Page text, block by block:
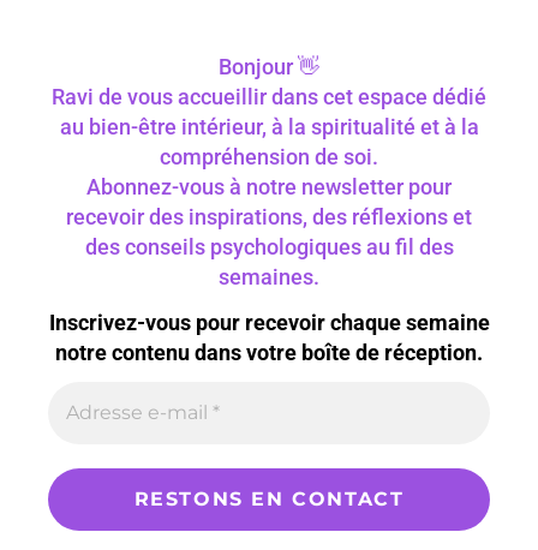
Bonjour 👋
Ravi de vous accueillir dans cet espace dédié
au bien-être intérieur, à la spiritualité et à la
compréhension de soi.
Abonnez-vous à notre newsletter pour
recevoir des inspirations, des réflexions et
des conseils psychologiques au fil des
semaines.
Inscrivez-vous pour recevoir chaque semaine
notre contenu dans votre boîte de réception.